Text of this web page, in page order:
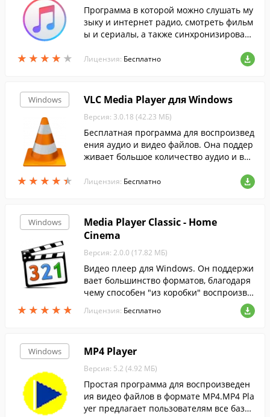
★ ★ ★ ★ ★
★ ★ ★ ★ ★
Программа в которой можно слушать му
зыку и интернет радио, смотреть фильм
ы и сериалы, а также синхронизировать
и iPad.
Лицензия: Бесплатно
Windows
★ ★ ★ ★ ★
★ ★ ★ ★ ★
VLC Media Player для Windows
Версия: 3.0.18 (42.23 МБ)
Бесплатная программа для воспроизвед
ения аудио и видео файлов. Она поддер
живает большое количество аудио и вид
Лицензия: Бесплатно
Windows
★ ★ ★ ★ ★
★ ★ ★ ★ ★
Media Player Classic - Home
Cinema
Версия: 2.0.0 (17.82 МБ)
Видео плеер для Windows. Он поддержи
вает большинство форматов, благодаря
чему способен "из коробки" воспроизво
дить любые видео файлы, и не нуждаетс
я в дополнительных кодеках....
Лицензия: Бесплатно
Windows MP4 Player
Версия: 5.2 (4.92 МБ)
Простая программа для воспроизведен
ия видео файлов в формате МР4.MP4 Pla
yer предлагает пользователям все базов